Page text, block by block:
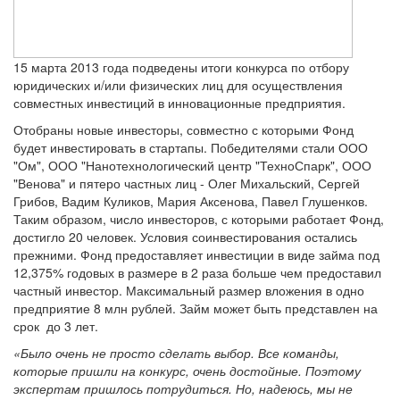
15 марта 2013 года подведены итоги конкурса по отбору
юридических и/или физических лиц для осуществления
совместных инвестиций в инновационные предприятия.
Отобраны новые инвесторы, совместно с которыми Фонд
будет инвестировать в стартапы. Победителями стали ООО
"Ом", ООО "Нанотехнологический центр "ТехноСпарк", ООО
"Венова" и пятеро частных лиц - Олег Михальский, Сергей
Грибов, Вадим Куликов, Мария Аксенова, Павел Глушенков.
Таким образом, число инвесторов, с которыми работает Фонд,
достигло 20 человек. Условия соинвестирования остались
прежними. Фонд предоставляет инвестиции в виде займа под
12,375% годовых в размере в 2 раза больше чем предоставил
частный инвестор. Максимальный размер вложения в одно
предприятие 8 млн рублей. Займ может быть представлен на
срок до 3 лет.
«Было очень не просто сделать выбор. Все команды,
которые пришли на конкурс, очень достойные. Поэтому
экспертам пришлось потрудиться. Но, надеюсь, мы не